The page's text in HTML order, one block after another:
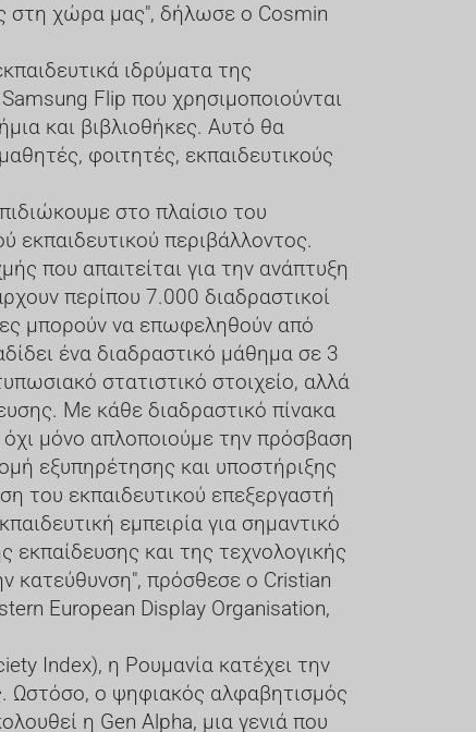
στη χώρα μας", δήλωσε ο Cosmin
ιδρύματα της
Flip που χρησιμοποιούνται
και βιβλιοθήκες. Αυτό θα
φοιτητές, εκπαιδευτικούς
στο πλαίσιο του
εκπαιδευτικού περιβάλλοντος.
που απαιτείται για την ανάπτυξη
περίπου 7.000 διαδραστικοί
μπορούν να επωφεληθούν από
ένα διαδραστικό μάθημα σε 3
στατιστικό στοιχείο, αλλά
Με κάθε διαδραστικό πίνακα
όχι μόνο απλοποιούμε την πρόσβαση
εξυπηρέτησης και υποστήριξης
του εκπαιδευτικού επεξεργαστή
εμπειρία για σημαντικό
και της τεχνολογικής
κατεύθυνση", πρόσθεσε ο Cristian
European Display Organisation,
Index), η Ρουμανία κατέχει την
Ωστόσο, ο ψηφιακός αλφαβητισμός
η Gen Alpha, μια γενιά που